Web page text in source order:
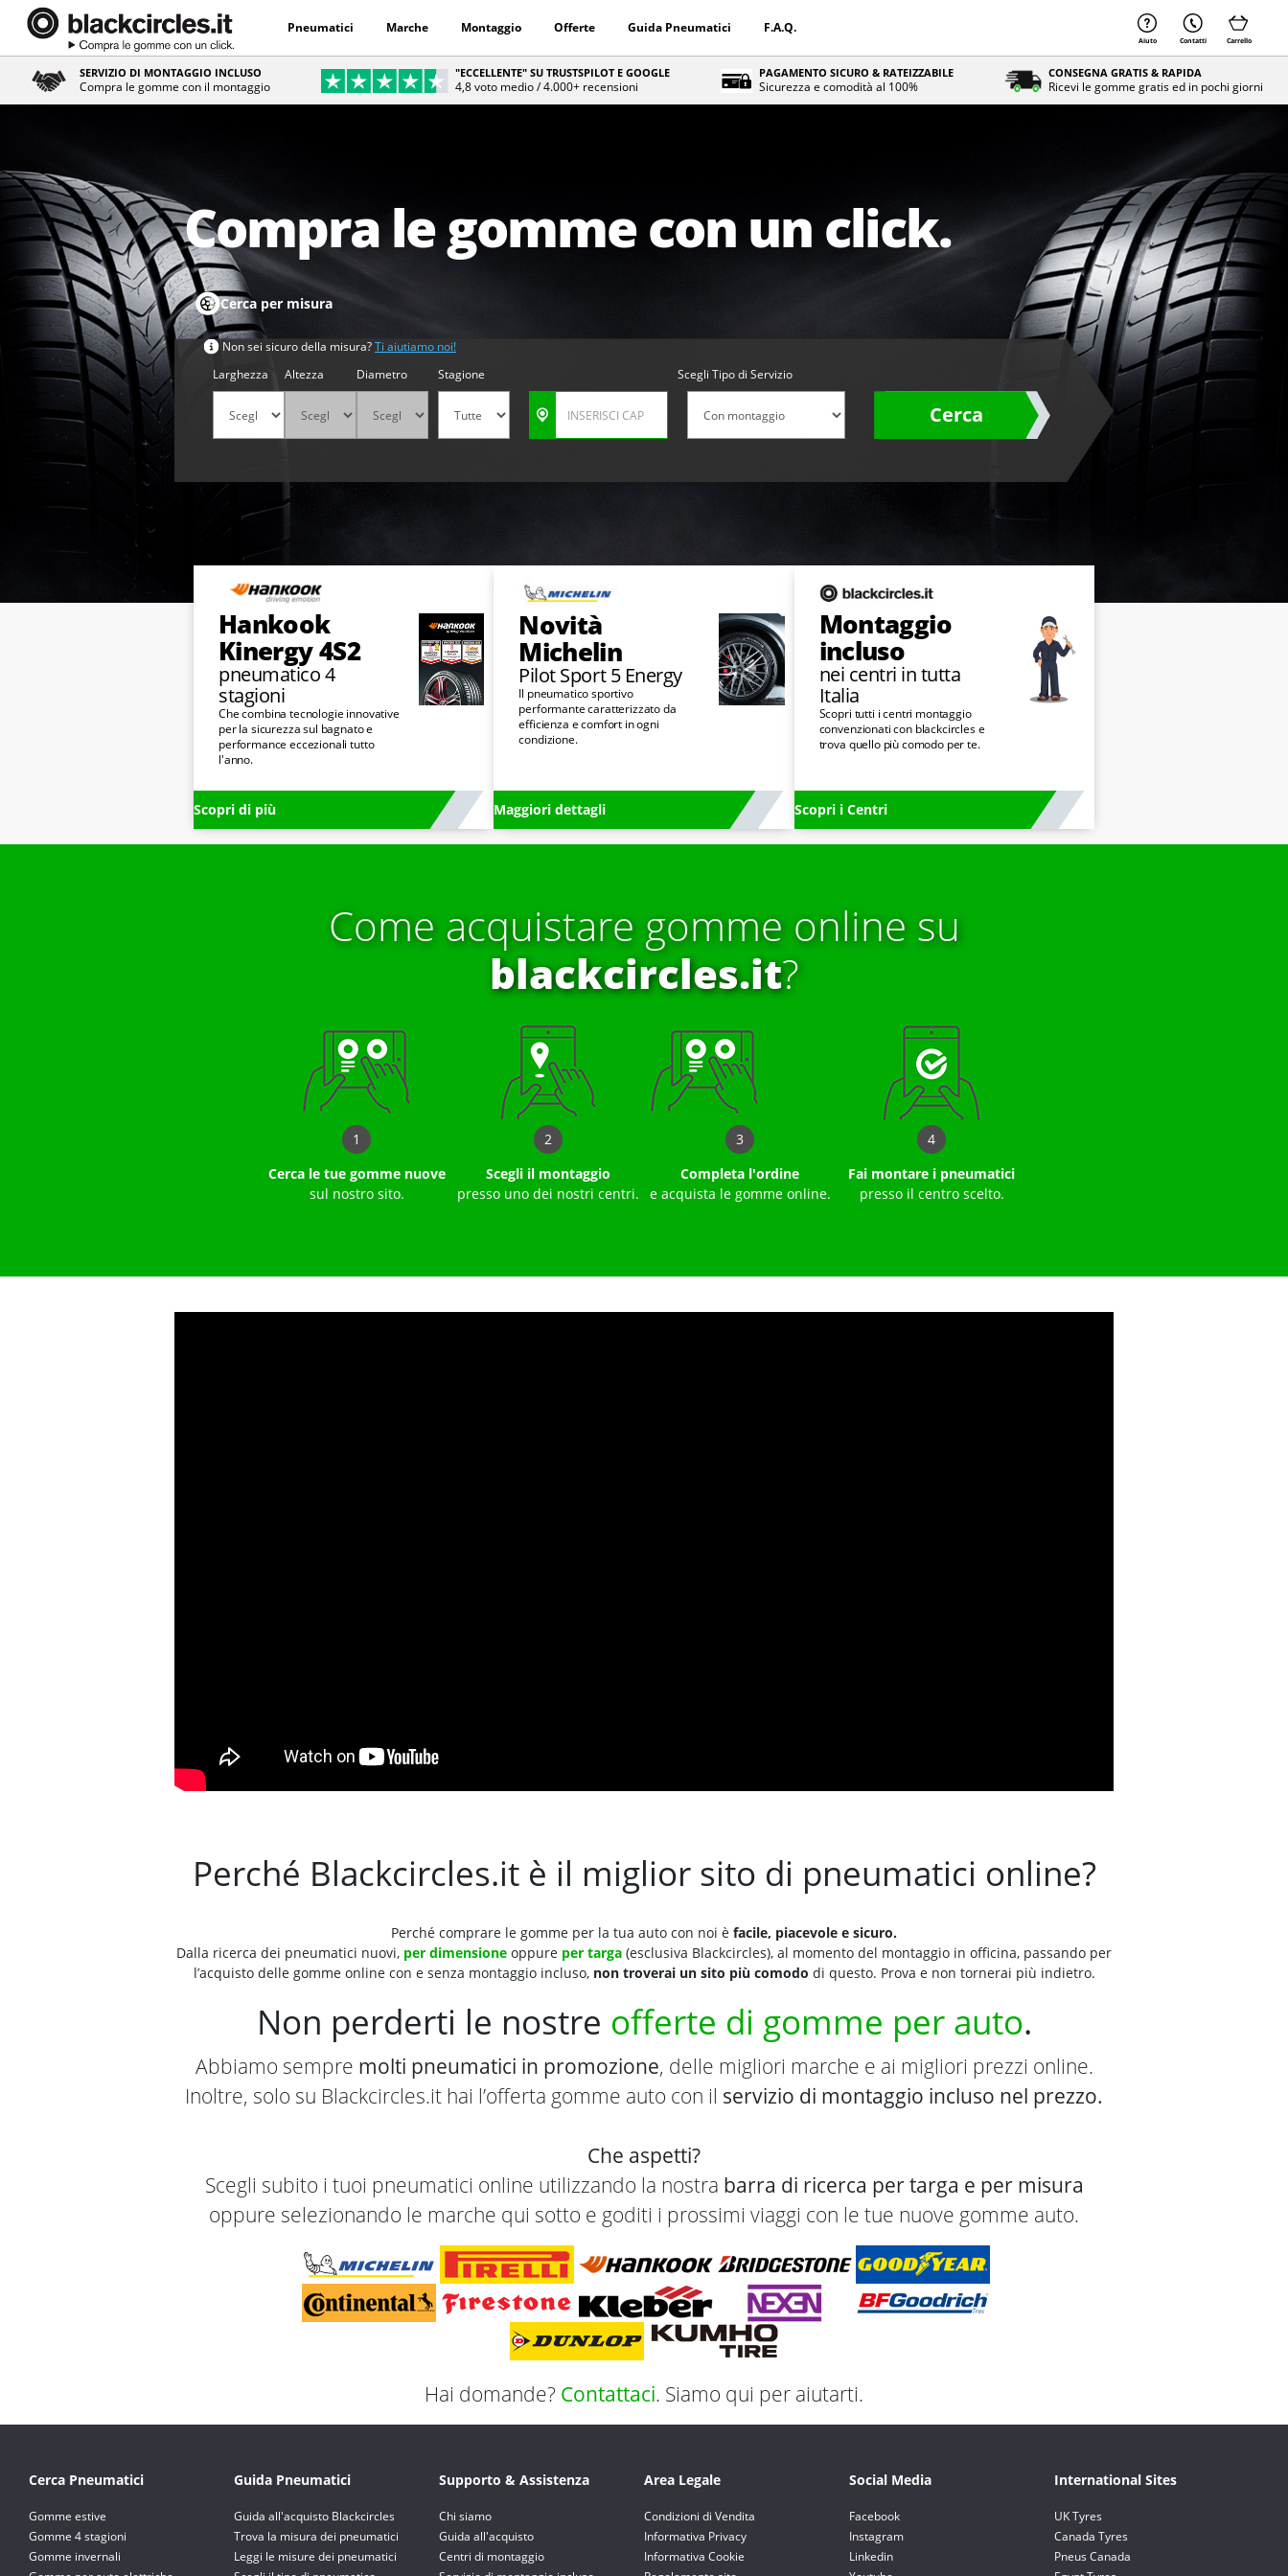
Pneumatici Marche Montaggio Offerte Guida Pneumatici F.A.Q.
Aiuto Contatti Carrello
SERVIZIO DI MONTAGGIO INCLUSO
Compra le gomme con il montaggio
"ECCELLENTE" SU TRUSTSPILOT E GOOGLE
4,8 voto medio / 4.000+ recensioni
PAGAMENTO SICURO & RATEIZZABILE
Sicurezza e comodità al 100%
CONSEGNA GRATIS & RAPIDA
Ricevi le gomme gratis ed in pochi giorni
Compra le gomme con un click.
Cerca per misura
Non sei sicuro della misura?Ti aiutiamo noi!
Larghezza
Altezza Diametro Stagione Scegli Tipo di Servizio
Cerca
Hankook
Kinergy 4S2
pneumatico 4
stagioni
Che combina tecnologie innovative
per la sicurezza sul bagnato e
performance eccezionali tutto
l'anno.
Scopri di più
Novità
Michelin
Pilot Sport 5 Energy
Il pneumatico sportivo
performante caratterizzato da
efficienza e comfort in ogni
condizione.
Maggiori dettagli
Montaggio
incluso
nei centri in tutta
Italia
Scopri tutti i centri montaggio
convenzionati con blackcircles e
trova quello più comodo per te.
Scopri i Centri
Come acquistare gomme online su
blackcircles.it?
1
Cerca le tue gomme nuove
sul nostro sito.
2
Scegli il montaggio
presso uno dei nostri centri.
3
Completa l'ordine
e acquista le gomme online.
4
Fai montare i pneumatici
presso il centro scelto.
Perché Blackcircles.it è il miglior sito di pneumatici online?
Perché comprare le gomme per la tua auto con noi è facile, piacevole e sicuro.
Dalla ricerca dei pneumatici nuovi, per dimensione oppure per targa (esclusiva Blackcircles), al momento del montaggio in officina, passando per
l’acquisto delle gomme online con e senza montaggio incluso, non troverai un sito più comodo di questo. Prova e non tornerai più indietro.
Non perderti le nostre offerte di gomme per auto.
Abbiamo sempre molti pneumatici in promozione, delle migliori marche e ai migliori prezzi online.
Inoltre, solo su Blackcircles.it hai l’offerta gomme auto con il servizio di montaggio incluso nel prezzo.
Che aspetti?
Scegli subito i tuoi pneumatici online utilizzando la nostra barra di ricerca per targa e per misura
oppure selezionando le marche qui sotto e goditi i prossimi viaggi con le tue nuove gomme auto.
Hai domande? Contattaci. Siamo qui per aiutarti.
Cerca Pneumatici
Gomme estive
Gomme 4 stagioni
Gomme invernali
Guida Pneumatici
Guida all'acquisto Blackcircles
Trova la misura dei pneumatici
Leggi le misure dei pneumatici
Supporto & Assistenza
Chi siamo
Guida all'acquisto
Centri di montaggio
Area Legale
Condizioni di Vendita
Informativa Privacy
Informativa Cookie
Social Media
Facebook
Instagram
Linkedin
International Sites
UK Tyres
Canada Tyres
Pneus Canada